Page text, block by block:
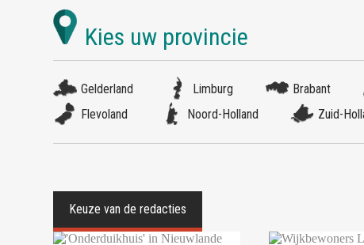
Gelderland Limburg Brabant
Flevoland
Noord-Holland Zuid-